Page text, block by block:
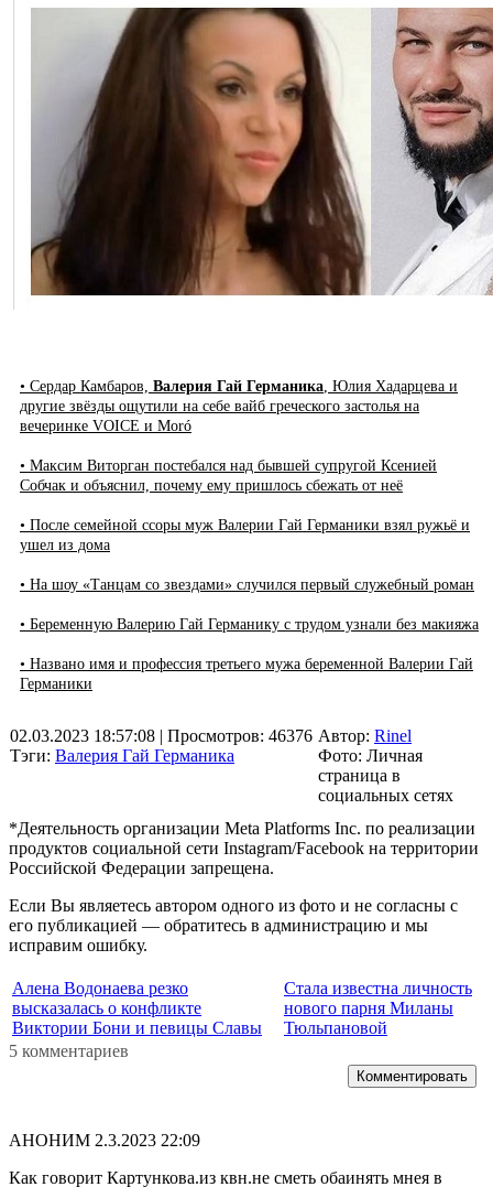
• Сердар Камбаров, Валерия Гай Германика, Юлия Хадарцева и
другие звёзды ощутили на себе вайб греческого застолья на
вечеринке VOICE и Moró
• Максим Виторган постебался над бывшей супругой Ксенией
Собчак и объяснил, почему ему пришлось сбежать от неё
• После семейной ссоры муж Валерии Гай Германики взял ружьё и
ушел из дома
• На шоу «Танцам со звездами» случился первый служебный роман
• Беременную Валерию Гай Германику с трудом узнали без макияжа
• Названо имя и профессия третьего мужа беременной Валерии Гай
Германики
02.03.2023 18:57:08 | Просмотров: 46376
Тэги: Валерия Гай Германика
Автор: Rinel
Фото: Личная
страница в
социальных сетях
*Деятельность организации Meta Platforms Inc. по реализации
продуктов социальной сети Instagram/Facebook на территории
Российской Федерации запрещена.
Если Вы являетесь автором одного из фото и не согласны с
его публикацией — обратитесь в администрацию и мы
исправим ошибку.
Алена Водонаева резко
высказалась о конфликте
Виктории Бони и певицы Славы
Стала известна личность
нового парня Миланы
Тюльпановой
5 комментариев
Комментировать
АНОНИМ 2.3.2023 22:09
Как говорит Картункова.из квн.не сметь обаинять мнея в